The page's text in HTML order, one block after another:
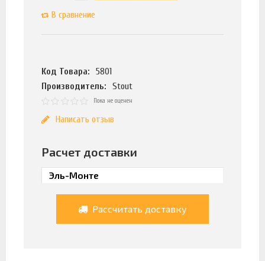
В сравнение
Код Товара:
5801
Производитель:
Stout
Пока не оценен
Написать отзыв
Расчет доставки
Рассчитать доставку